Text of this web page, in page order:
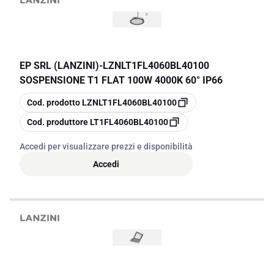
EP SRL (LANZINI)-LZNLT1FL4060BL40100
SOSPENSIONE T1 FLAT 100W 4000K 60° IP66
copia
Cod. prodottoLZNLT1FL4060BL40100
copia
Cod. produttoreLT1FL4060BL40100
Accedi per visualizzare prezzi e disponibilità
Accedi